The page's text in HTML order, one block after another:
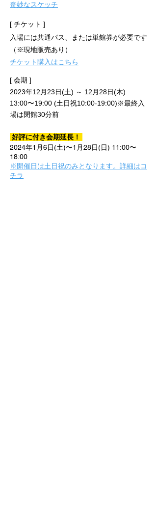
奇妙なスケッチ
[ チケット ]
入場には共通パス、または単館券が必要です
（​※現地販売あり）
​チケット購入はこちら
[ 会期 ]
2023年12月23日(土) ～ 12月28日(木)
13:00〜19:00 (土日祝10:00-19:00)※最終入
場は閉館30分前
好評に付き会期延長！
2024年1月6日(土)〜1月28日(日) 11:00〜
18:00
※開催日は土日祝のみとなります。詳細はコ
チラ